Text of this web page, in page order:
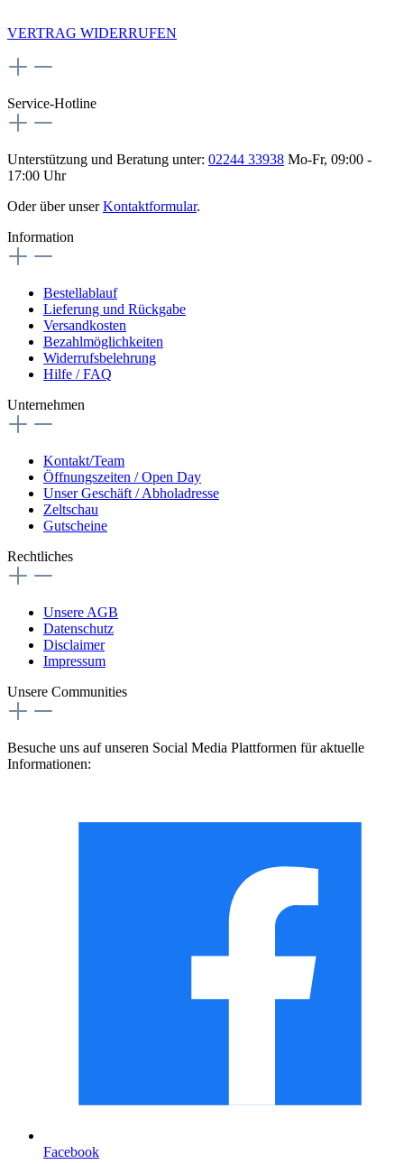
VERTRAG WIDERRUFEN
Service-Hotline
Unterstützung und Beratung unter: 02244 33938 Mo-Fr, 09:00 -
17:00 Uhr
Oder über unserKontaktformular.
Information
Bestellablauf
Lieferung und Rückgabe
Versandkosten
Bezahlmöglichkeiten
Widerrufsbelehrung
Hilfe / FAQ
Unternehmen
Kontakt/Team
Öffnungszeiten / Open Day
Unser Geschäft / Abholadresse
Zeltschau
Gutscheine
Rechtliches
Unsere AGB
Datenschutz
Disclaimer
Impressum
Unsere Communities
Besuche uns auf unseren Social Media Plattformen für aktuelle
Informationen:
Facebook